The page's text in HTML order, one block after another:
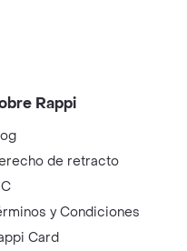
Rappi
de retracto
y Condiciones
Card